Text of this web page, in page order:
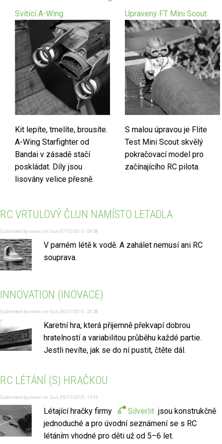
Svítící A-Wing
Kit lepíte, tmelíte, brousíte.
A-Wing Starfighter od
Bandai v zásadě stačí
poskládat. Díly jsou
lisovány velice přesně.
Upravený FT Mini Scout
S malou úpravou je Flite
Test Mini Scout skvělý
pokračovací model pro
začínajícího RC pilota.
RC VRTULOVÝ ČLUN NAMÍSTO LETADLA
Submitted byowner on Sun, 07/12/2015 - 09:38
V parném létě k vodě. A zahálet nemusí ani RC
souprava.
INNOVATION (INOVACE)
Submitted byowner on Sun, 06/21/2015 - 20:38
Karetní hra, která přijemně překvapí dobrou
hratelností a variabilitou průběhu každé partie.
Jestli nevíte, jak se do ní pustit, čtěte dál.
RC LÉTÁNÍ (S) HRAČKOU
Submitted byowner on Sun, 05/17/2015 - 15:10
Létající hračky firmy Silverlit jsou konstrukčně
jednoduché a pro úvodní seznámení se s RC
létáním vhodné pro děti už od 5–6 let.